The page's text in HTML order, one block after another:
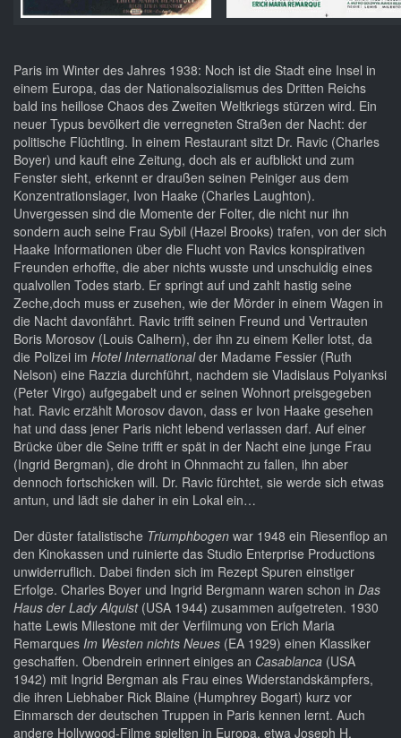
Paris im Winter des Jahres 1938: Noch ist die Stadt eine Insel in
einem Europa, das der Nationalsozialismus des Dritten Reichs
bald ins heillose Chaos des Zweiten Weltkriegs stürzen wird. Ein
neuer Typus bevölkert die verregneten Straßen der Nacht: der
politische Flüchtling. In einem Restaurant sitzt Dr. Ravic (Charles
Boyer) und kauft eine Zeitung, doch als er aufblickt und zum
Fenster sieht, erkennt er draußen seinen Peiniger aus dem
Konzentrationslager, Ivon Haake (Charles Laughton).
Unvergessen sind die Momente der Folter, die nicht nur ihn
sondern auch seine Frau Sybil (Hazel Brooks) trafen, von der sich
Haake Informationen über die Flucht von Ravics konspirativen
Freunden erhoffte, die aber nichts wusste und unschuldig eines
qualvollen Todes starb. Er springt auf und zahlt hastig seine
Zeche,doch muss er zusehen, wie der Mörder in einem Wagen in
die Nacht davonfährt. Ravic trifft seinen Freund und Vertrauten
Boris Morosov (Louis Calhern), der ihn zu einem Keller lotst, da
die Polizei im Hotel Internationalder Madame Fessier (Ruth
Nelson) eine Razzia durchführt, nachdem sie Vladislaus Polyanksi
(Peter Virgo) aufgegabelt und er seinen Wohnort preisgegeben
hat. Ravic erzählt Morosov davon, dass er Ivon Haake gesehen
hat und dass jener Paris nicht lebend verlassen darf. Auf einer
Brücke über die Seine trifft er spät in der Nacht eine junge Frau
(Ingrid Bergman), die droht in Ohnmacht zu fallen, ihn aber
dennoch fortschicken will. Dr. Ravic fürchtet, sie werde sich etwas
antun, und lädt sie daher in ein Lokal ein…
Der düster fatalistische Triumphbogen war 1948 ein Riesenflop an
den Kinokassen und ruinierte das Studio Enterprise Productions
unwiderruflich. Dabei finden sich im Rezept Spuren einstiger
Erfolge. Charles Boyer und Ingrid Bergmann waren schon in Das
Haus der Lady Alquist(USA 1944) zusammen aufgetreten. 1930
hatte Lewis Milestone mit der Verfilmung von Erich Maria
Remarques Im Westen nichts Neues (EA 1929) einen Klassiker
geschaffen. Obendrein erinnert einiges an Casablanca (USA
1942) mit Ingrid Bergman als Frau eines Widerstandskämpfers,
die ihren Liebhaber Rick Blaine (Humphrey Bogart) kurz vor
Einmarsch der deutschen Truppen in Paris kennen lernt. Auch
andere Hollywood-Filme spielten in Europa, etwa Joseph H.